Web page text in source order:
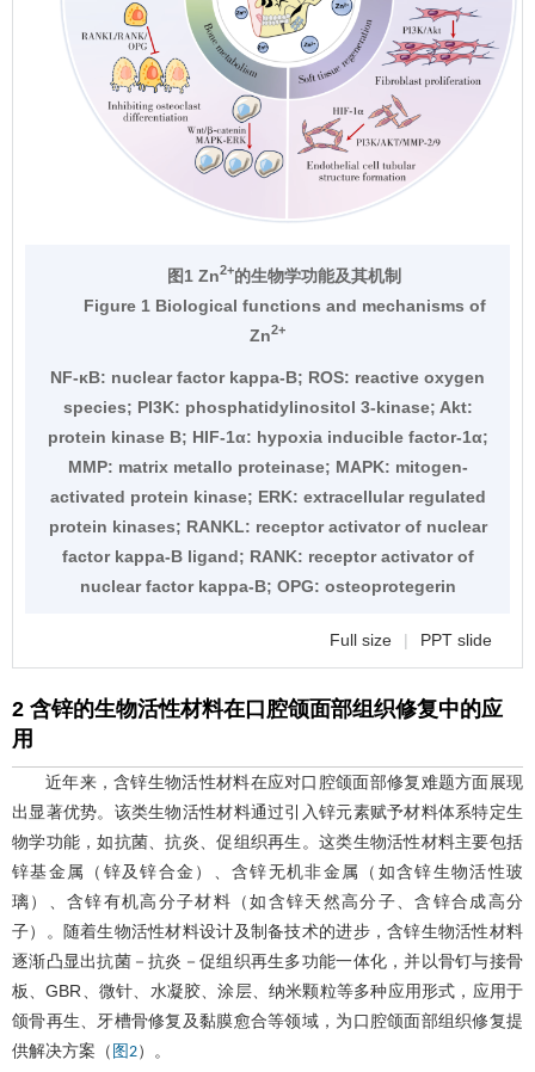
图1 Zn2+的生物学功能及其机制
Figure 1 Biological functions and mechanisms of
Zn2+
NF-κB: nuclear factor kappa-B; ROS: reactive oxygen
species; PI3K: phosphatidylinositol 3-kinase; Akt:
protein kinase B; HIF-1α: hypoxia inducible factor-1α;
MMP: matrix metallo proteinase; MAPK: mitogen-
activated protein kinase; ERK: extracellular regulated
protein kinases; RANKL: receptor activator of nuclear
factor kappa-B ligand; RANK: receptor activator of
nuclear factor kappa-B; OPG: osteoprotegerin
Full size | PPT slide
2 含锌的生物活性材料在口腔颌面部组织修复中的应
用
近年来，含锌生物活性材料在应对口腔颌面部修复难题方面展现
出显著优势。该类生物活性材料通过引入锌元素赋予材料体系特定生
物学功能，如抗菌、抗炎、促组织再生。这类生物活性材料主要包括
锌基金属（锌及锌合金）、含锌无机非金属（如含锌生物活性玻
璃）、含锌有机高分子材料（如含锌天然高分子、含锌合成高分
子）。随着生物活性材料设计及制备技术的进步，含锌生物活性材料
逐渐凸显出抗菌－抗炎－促组织再生多功能一体化，并以骨钉与接骨
板、GBR、微针、水凝胶、涂层、纳米颗粒等多种应用形式，应用于
颌骨再生、牙槽骨修复及黏膜愈合等领域，为口腔颌面部组织修复提
供解决方案（ 图2）。